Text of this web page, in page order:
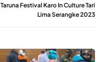
Taruna Festival Karo In Culture Tari
Lima Serangke 2023